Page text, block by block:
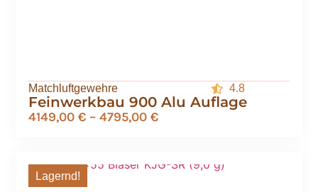
Feinwerkbau 900 Alu Auflage
Matchluftgewehre 4.8
4149,00 € – 4795,00 €
Lagernd!